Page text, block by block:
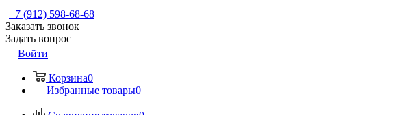
+7 (912) 598-68-68
Заказать звонок
Задать вопрос
Войти
Корзина0
Избранные товары0